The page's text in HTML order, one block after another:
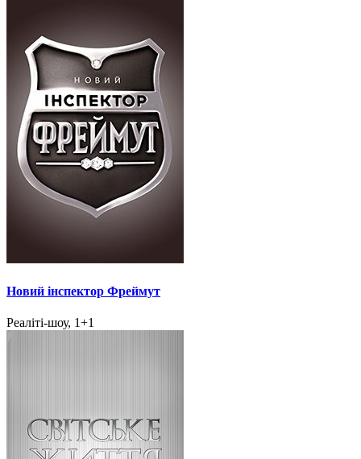
Новий інспектор Фреймут
Реаліті-шоу, 1+1